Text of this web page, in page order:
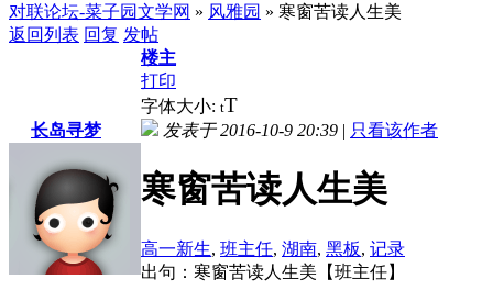
对联论坛-菜子园文学网 » 风雅园 » 寒窗苦读人生美
返回列表 回复 发帖
长岛寻梦
楼主
打印
字体大小: tT
发表于 2016-10-9 20:39 | 只看该作者
寒窗苦读人生美
高一新生, 班主任, 湖南, 黑板, 记录
出句：寒窗苦读人生美【班主任】